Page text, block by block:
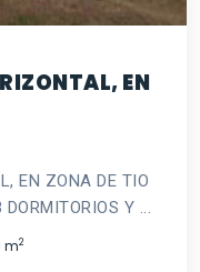
EN
EN ZONA DE TIO
Y ...
m2